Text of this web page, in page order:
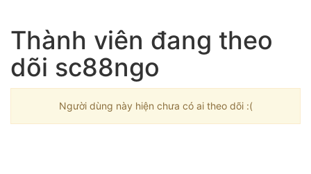
Thành viên đang theo
dõi sc88ngo
Người dùng này hiện chưa có ai theo dõi :(